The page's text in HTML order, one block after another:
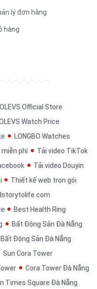
lý đơn hàng
hàng
OLEVS Official Store
Watch Price
LONGBO Watches
miễn phí
Tải video TikTok
Tải video Douyin
Thiết kế web trọn gói
Best Health Ring
Bất Động Sản Đà Nẵng
Bất Động Sản Đà Nẵng
Sun Cora Tower
Cora Tower Đà Nẵng
Times Square Đà Nẵng